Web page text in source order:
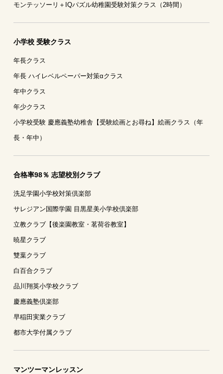
モンテッソーリ＋IQパズル幼稚園受験対策クラス（2時間）
小学校 受験クラス
年長クラス
年長 ハイレベルペーパー対策αクラス
年中クラス
年少クラス
小学校受験 慶應義塾幼稚舎【受験絵画とお尋ね】絵画クラス（年
長・年中）
合格率98％ 志望校別クラブ
洗足学園小学校対策倶楽部
サレジアン国際学園 目黒星美小学校倶楽部
立教クラブ【後楽園教室・茗荷谷教室】
暁星クラブ
雙葉クラブ
白百合クラブ
品川翔英小学校クラブ
慶應義塾倶楽部
早稲田実業クラブ
都市大学付属クラブ
マンツーマンレッスン